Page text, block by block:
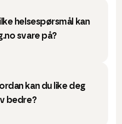
helsespørsmål kan
svare på?
kan du like deg
bedre?